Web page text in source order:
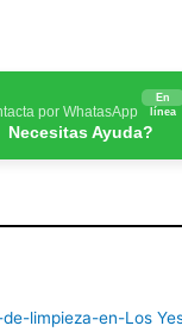
por WhatasApp
En
línea
Necesitas Ayuda?
limpieza-en-Los